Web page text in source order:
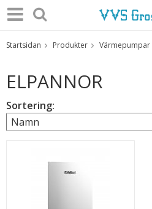
Startsidan Produkter Värmepumpar
ELPANNOR
Sortering: